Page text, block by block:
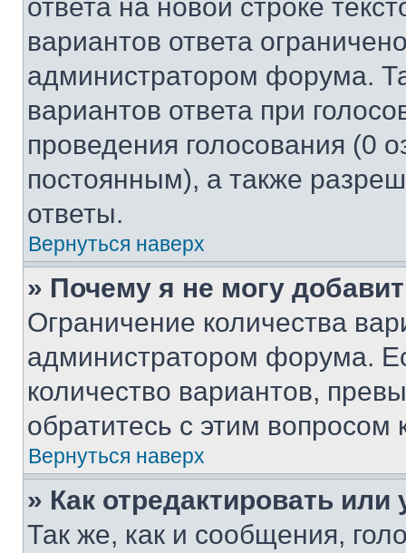
ответа на новой строке
вариантов ответа
администратором форума.
вариантов ответа при
проведения голосования (0
постоянным), а также
ответы.
Вернуться наверх
» Почему я не могу
Ограничение количества
администратором форума.
количество вариантов,
обратитесь с этим вопросом
Вернуться наверх
» Как отредактировать
Так же, как и сообщения,